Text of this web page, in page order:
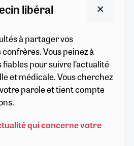
libéral
à partager vos
Vous peinez à
pour suivre l’actualité
et médicale. Vous cherchez
parole et tient compte
qui concerne votre